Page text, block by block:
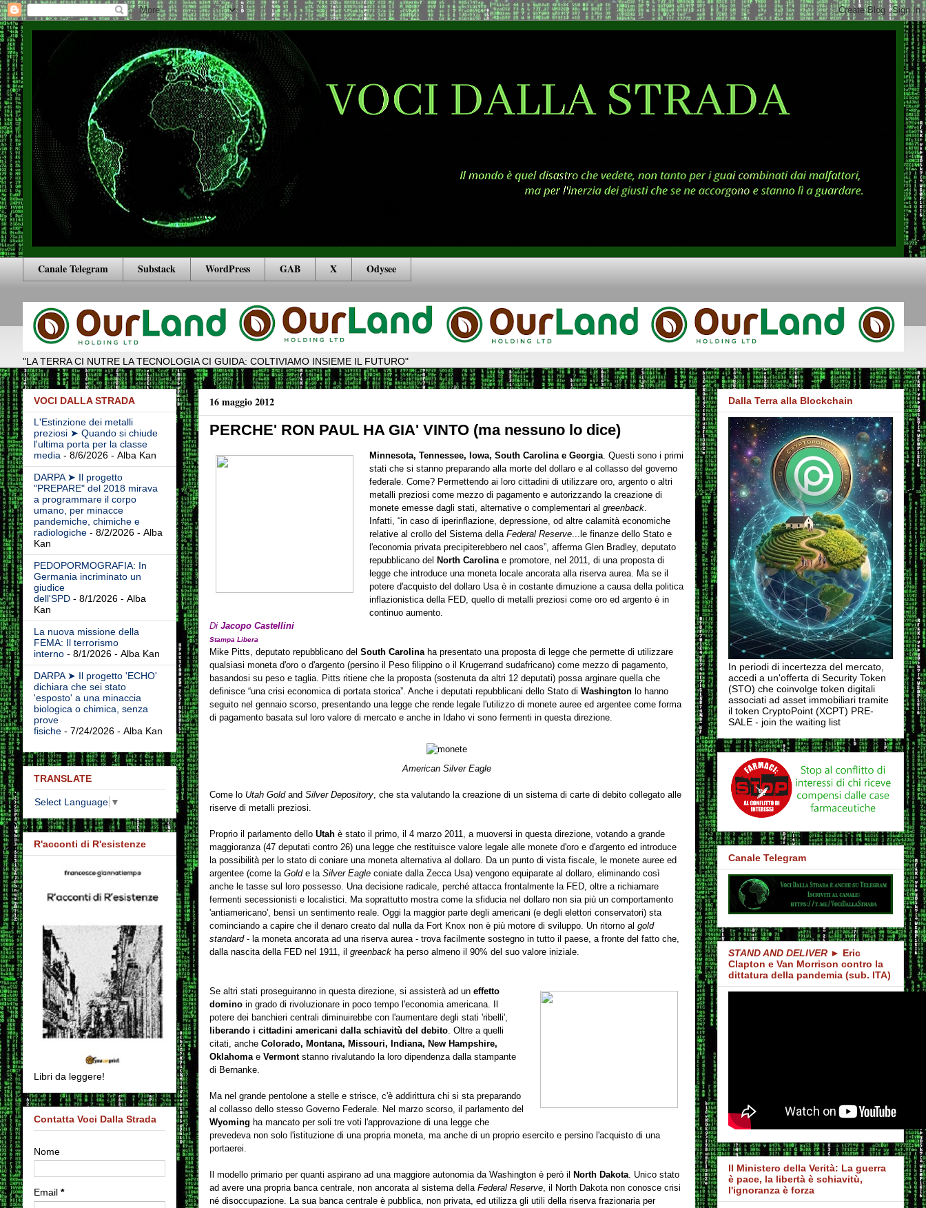
Canale Telegram Substack WordPress GAB X Odysee
"LA TERRA CI NUTRE LA TECNOLOGIA CI GUIDA: COLTIVIAMO INSIEME IL FUTURO"
16 maggio 2012
PERCHE' RON PAUL HA GIA' VINTO (ma nessuno lo dice)
Minnesota, Tennessee, Iowa, South Carolina e Georgia. Questi sono i primi
stati che si stanno preparando alla morte del dollaro e al collasso del governo
federale. Come? Permettendo ai loro cittadini di utilizzare oro, argento o altri
metalli preziosi come mezzo di pagamento e autorizzando la creazione di
monete emesse dagli stati, alternative o complementari al greenback.
Infatti, “in caso di iperinflazione, depressione, od altre calamità economiche
relative al crollo del Sistema della Federal Reserve...le finanze dello Stato e
l'economia privata precipiterebbero nel caos”, afferma Glen Bradley, deputato
repubblicano del North Carolinae promotore, nel 2011, di una proposta di
legge che introduce una moneta locale ancorata alla riserva aurea. Ma se il
potere d'acquisto del dollaro Usa è in costante dimuzione a causa della politica
inflazionistica della FED, quello di metalli preziosi come oro ed argento è in
continuo aumento.
Di Jacopo Castellini
Stampa Libera
Mike Pitts, deputato repubblicano del South Carolinaha presentato una proposta di legge che permette di utilizzare
qualsiasi moneta d'oro o d'argento (persino il Peso filippino o il Krugerrand sudafricano) come mezzo di pagamento,
basandosi su peso e taglia. Pitts ritiene che la proposta (sostenuta da altri 12 deputati) possa arginare quella che
definisce “una crisi economica di portata storica”. Anche i deputati repubblicani dello Stato di Washingtonlo hanno
seguito nel gennaio scorso, presentando una legge che rende legale l'utilizzo di monete auree ed argentee come forma
di pagamento basata sul loro valore di mercato e anche in Idaho vi sono fermenti in questa direzione.
American Silver Eagle
Come lo Utah Goldand Silver Depository, che sta valutando la creazione di un sistema di carte di debito collegato alle
riserve di metalli preziosi.
Proprio il parlamento dello Utahè stato il primo, il 4 marzo 2011, a muoversi in questa direzione, votando a grande
maggioranza (47 deputati contro 26) una legge che restituisce valore legale alle monete d'oro e d'argento ed introduce
la possibilità per lo stato di coniare una moneta alternativa al dollaro. Da un punto di vista fiscale, le monete auree ed
argentee (come la Golde la Silver Eagleconiate dalla Zecca Usa) vengono equiparate al dollaro, eliminando così
anche le tasse sul loro possesso. Una decisione radicale, perché attacca frontalmente la FED, oltre a richiamare
fermenti secessionisti e localistici. Ma soprattutto mostra come la sfiducia nel dollaro non sia più un comportamento
'antiamericano', bensì un sentimento reale. Oggi la maggior parte degli americani (e degli elettori conservatori) sta
cominciando a capire che il denaro creato dal nulla da Fort Knox non è più motore di sviluppo. Un ritorno al gold
standard- la moneta ancorata ad una riserva aurea - trova facilmente sostegno in tutto il paese, a fronte del fatto che,
dalla nascita della FED nel 1911, il greenbackha perso almeno il 90% del suo valore iniziale.
Se altri stati proseguiranno in questa direzione, si assisterà ad un effetto
dominoin grado di rivoluzionare in poco tempo l'economia americana. Il
potere dei banchieri centrali diminuirebbe con l'aumentare degli stati 'ribelli',
liberando i cittadini americani dalla schiavitù del debito. Oltre a quelli
citati, anche Colorado, Montana, Missouri, Indiana, New Hampshire,
Oklahoma eVermontstanno rivalutando la loro dipendenza dalla stampante
di Bernanke.
Ma nel grande pentolone a stelle e strisce, c'è addirittura chi si sta preparando
al collasso dello stesso Governo Federale. Nel marzo scorso, il parlamento del
Wyoming ha mancato per soli tre voti l'approvazione di una legge che
prevedeva non solo l'istituzione di una propria moneta, ma anche di un proprio esercito e persino l'acquisto di una
portaerei.
Il modello primario per quanti aspirano ad una maggiore autonomia da Washington è però il North Dakota. Unico stato
ad avere una propria banca centrale, non ancorata al sistema della Federal Reserve, il North Dakota non conosce crisi
né disoccupazione. La sua banca centrale è pubblica, non privata, ed utilizza gli utili della riserva frazionaria per
VOCI DALLA STRADA
L'Estinzione dei metalli
preziosi ➤ Quando si chiude
l'ultima porta per la classe
media - 8/6/2026- Alba Kan
DARPA ➤ Il progetto
"PREPARE" del 2018 mirava
a programmare il corpo
umano, per minacce
pandemiche, chimiche e
radiologiche- 8/2/2026- Alba
Kan
PEDOPORMOGRAFIA: In
Germania incriminato un
giudice
dell'SPD- 8/1/2026- Alba
Kan
La nuova missione della
FEMA: Il terrorismo
interno- 8/1/2026- Alba Kan
DARPA ➤ Il progetto 'ECHO'
dichiara che sei stato
'esposto' a una minaccia
biologica o chimica, senza
prove
fisiche- 7/24/2026- Alba Kan
TRANSLATE
Select Language ▼
R'acconti di R'esistenze
Libri da leggere!
Contatta Voci Dalla Strada
Nome
Email *
Dalla Terra alla Blockchain
In periodi di incertezza del mercato,
accedi a un'offerta di Security Token
(STO) che coinvolge token digitali
associati ad asset immobiliari tramite
il token CryptoPoint (XCPT) PRE-
SALE - join the waiting list
Canale Telegram
STAND AND DELIVER► Eric
Clapton e Van Morrison contro la
dittatura della pandemia (sub. ITA)
Il Ministero della Verità: La guerra
è pace, la libertà è schiavitù,
l'ignoranza è forza